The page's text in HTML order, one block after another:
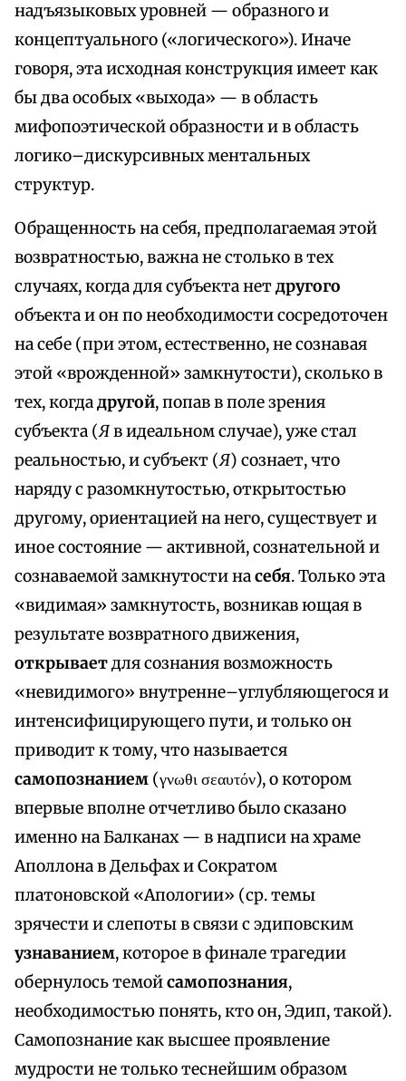
надъязыковых уровней — образного и
концептуального («логического»). Иначе
говоря, эта исходная конструкция имеет как
бы два особых «выхода» — в область
мифопоэтической образности и в область
логико–дискурсивных ментальных
структур.
Обращенность на себя, предполагаемая этой
возвратностью, важна не столько в тех
случаях, когда для субъекта нетдругого
объекта и он по необходимости сосредоточен
на себе (при этом, естественно, не сознавая
этой «врожденной» замкнутости), сколько в
тех, когдадругой, попав в поле зрения
субъекта (Яв идеальном случае), уже стал
реальностью, и субъект (Я) сознает, что
наряду с разомкнутостью, открытостью
другому, ориентацией на него, существует и
иное состояние — активной, сознательной и
сознаваемой замкнутости насебя. Только эта
«видимая» замкнутость, возникав ющая в
результате возвратного движения,
открываетдля сознания возможность
«невидимого» внутренне–углубляющегося и
интенсифицирующего пути, и только он
приводит к тому, что называется
самопознанием (γνωθι σεαυτόν), о котором
впервые вполне отчетливо было сказано
именно на Балканах — в надписи на храме
Аполлона в Дельфах и Сократом
платоновской «Апологии» (ср. темы
зрячести и слепоты в связи с эдиповским
узнаванием, которое в финале трагедии
обернулось темойсамопознания,
необходимостью понять, кто он, Эдип, такой).
Самопознание как высшее проявление
мудрости не только теснейшим образом